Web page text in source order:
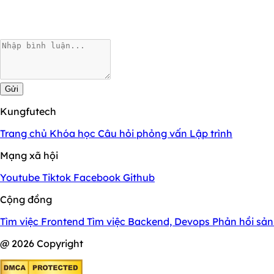
Gửi
Kungfutech
Trang chủ Khóa học Câu hỏi phỏng vấn Lập trình
Mạng xã hội
Youtube Tiktok Facebook Github
Cộng đồng
Tìm việc Frontend Tìm việc Backend, Devops Phản hồi
@ 2026 Copyright